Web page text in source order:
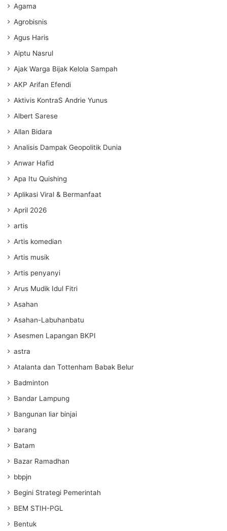
Agama
Agrobisnis
Agus Haris
Aiptu Nasrul
Ajak Warga Bijak Kelola Sampah
AKP Arifan Efendi
Aktivis KontraS Andrie Yunus
Albert Sarese
Allan Bidara
Analisis Dampak Geopolitik Dunia
Anwar Hafid
Apa Itu Quishing
Aplikasi Viral & Bermanfaat
April 2026
artis
Artis komedian
Artis musik
Artis penyanyi
Arus Mudik Idul Fitri
Asahan
Asahan-Labuhanbatu
Asesmen Lapangan BKPI
astra
Atalanta dan Tottenham Babak Belur
Badminton
Bandar Lampung
Bangunan liar binjai
barang
Batam
Bazar Ramadhan
bbpjn
Begini Strategi Pemerintah
BEM STIH-PGL
Bentuk